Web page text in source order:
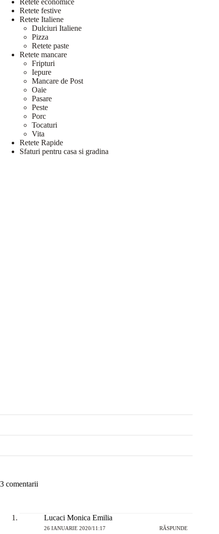
Retete festive
Retete Italiene
Dulciuri Italiene
Pizza
Retete paste
Retete mancare
Fripturi
Iepure
Mancare de Post
Oaie
Pasare
Peste
Porc
Tocaturi
Vita
Retete Rapide
Sfaturi pentru casa si gradina
3 comentarii
Lucaci Monica Emilia
26 IANUARIE 2020/11:17 RĂSPUNDE